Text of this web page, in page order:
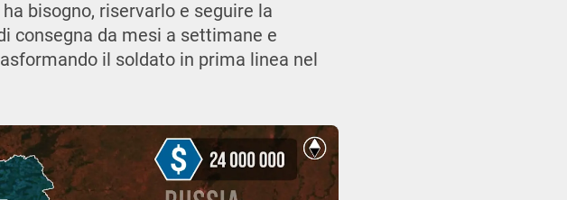
bisogno, riservarlo e seguire la
consegna da mesi a settimane e
il soldato in prima linea nel